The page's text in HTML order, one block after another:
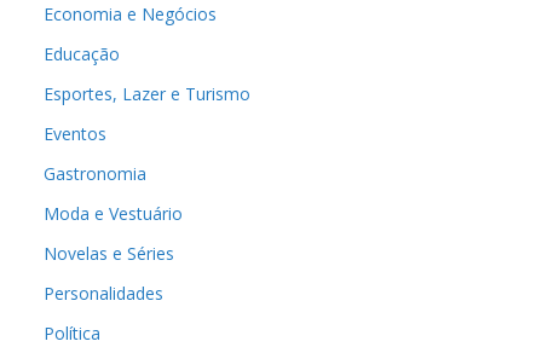
Economia e Negócios
Educação
Esportes, Lazer e Turismo
Eventos
Gastronomia
Moda e Vestuário
Novelas e Séries
Personalidades
Política